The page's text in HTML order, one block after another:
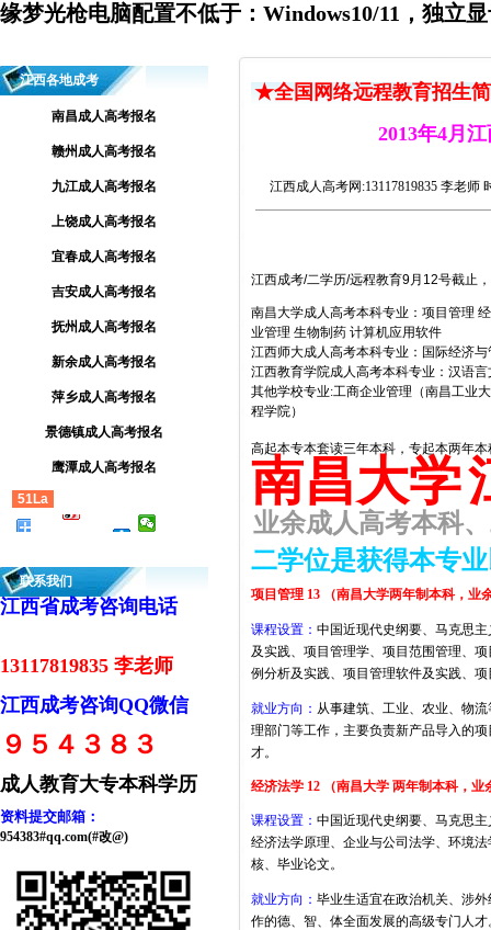
缘梦光枪电脑配置不低于：Windows10/11，独立
江西各地成考
南昌成人高考报名
赣州成人高考报名
九江成人高考报名
上饶成人高考报名
宜春成人高考报名
吉安成人高考报名
抚州成人高考报名
新余成人高考报名
萍乡成人高考报名
景德镇成人高考报名
鹰潭成人高考报名
51La
联系我们
江西省成考咨询电话
13117819835 李老师
江西成考咨询QQ微信
９５４３８３
成人教育大专本科学历
资料提交邮箱：
954383#qq.com(#改@)
★全国网络远程教育招生
2013年4月
江西成人高考网 :13117819835 李老师
江西成考/二学历/远程教育9月 12号截止，
南昌大学成人高考本科专业：项目管理
业管理 生物制药 计算机应用软件
江西师大成人高考本科专业：国际经济
江西教育学院成人高考本科专业：汉语
其他学校专业:工商企业管理（南昌工业
程学院）
高起本专本套读三年本科，专起本两年
南昌大学
业余成人高考本科
二学位是获得本专
项目管理 13 （南昌大学两年制本科，业
课程设置： 中国近现代史纲要、马克思
及实践、项目管理学、项目范围管理、
例分析及实践、项目管理软件及实践、
就业方向： 从事建筑、工业、农业、物
理部门等工作，主要负责新产品导入的
才。
经济法学 12 （南昌大学 两年制本科，业
课程设置： 中国近现代史纲要、马克思
经济法学原理、企业与公司法学、环境
核、毕业论文。
就业方向： 毕业生适宜在政治机关、涉
作的德、智、体全面发展的高级专门人才